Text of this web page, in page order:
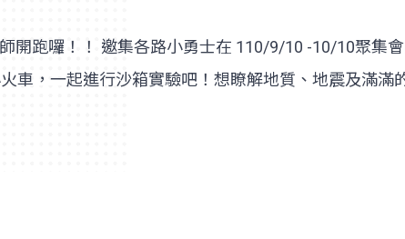
開跑囉！！ 邀集各路小勇士在 110/9/10 -10/10聚集
車，一起進行沙箱實驗吧！想瞭解地質、地震及滿滿